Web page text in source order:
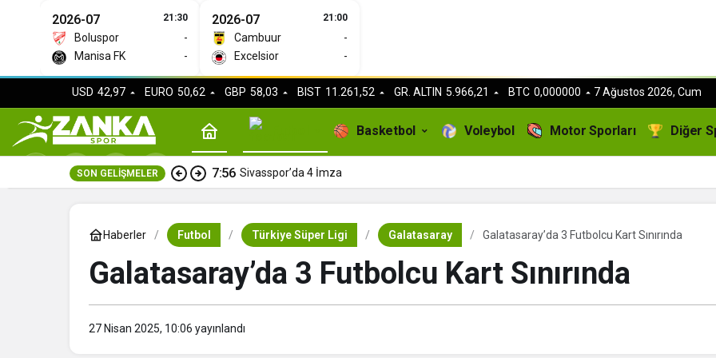
2026-07 21:30
Boluspor
-
Manisa FK
-
2026-07 21:00
Cambuur
-
Excelsior
-
USD 42,97 EURO 50,62 GBP 58,03 BIST 11.261,52 GR. ALTIN 5.966,21 BTC 0,000000 7 Ağustos 2026, Cum
Basketbol Voleybol Motor Sporları Diğer
SON GELIŞMELER 7:56 Sivasspor’da 4 İmza
Haberler Futbol Türkiye Süper Ligi Galatasaray Galatasaray’da 3 Futbolcu Kart Sınırında
Galatasaray’da 3 Futbolcu Kart Sınırında
27 Nisan 2025, 10:06 yayınlandı